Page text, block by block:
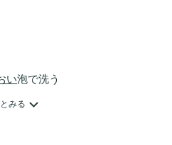
い泡で洗う
みる